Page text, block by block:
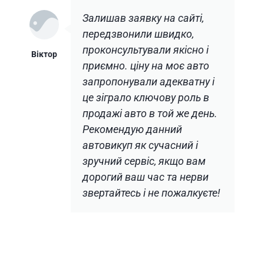
Залишав заявку на сайті,
передзвонили швидко,
проконсультували якісно і
приємно. ціну на моє авто
запропонували адекватну і
це зіграло ключову роль в
продажі авто в той же день.
Рекомендую данний
автовикуп як сучасний і
зручний сервіс, якщо вам
дорогий ваш час та нерви
звертайтесь і не пожалкуєте!
Віктор